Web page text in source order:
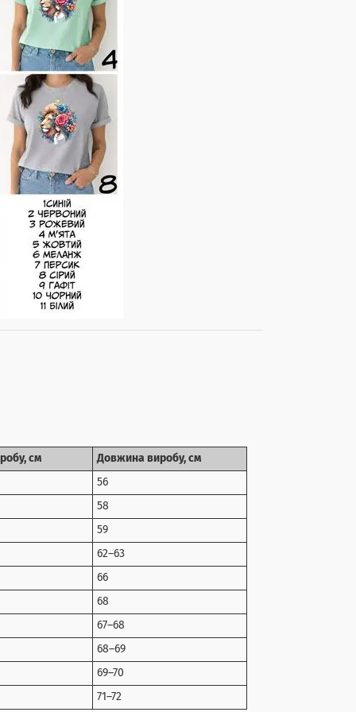
см Довжина виробу, см
56
58
59
62–63
66
68
67–68
68–69
69–70
71–72